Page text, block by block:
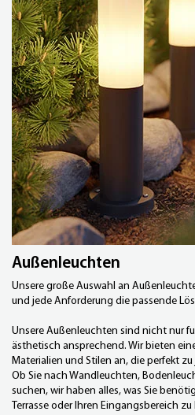
Außenleuchten
Unsere große Auswahl an
und jede Anforderung die passende
Unsere Außenleuchten sind nicht nur
ästhetisch ansprechend. Wir bieten
Materialien und Stilen an, die perfekt
Ob Sie nach Wandleuchten,
suchen, wir haben alles, was Sie
Terrasse oder Ihren Eingangsbereich